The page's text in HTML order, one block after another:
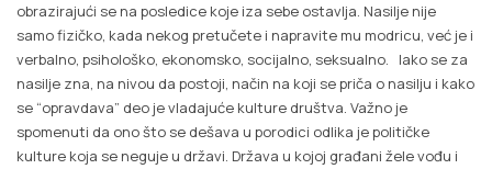
obrazirajući se na posledice koje iza sebe ostavlja. Nasilje nije
samo fizičko, kada nekog pretučete i napravite mu modricu, već je i
verbalno, psihološko, ekonomsko, socijalno, seksualno. Iako se za
nasilje zna, na nivou da postoji, način na koji se priča o nasilju i kako
se “opravdava” deo je vladajuće kulture društva. Važno je
spomenuti da ono što se dešava u porodici odlika je političke
kulture koja se neguje u državi. Država u kojoj građani žele vođu i